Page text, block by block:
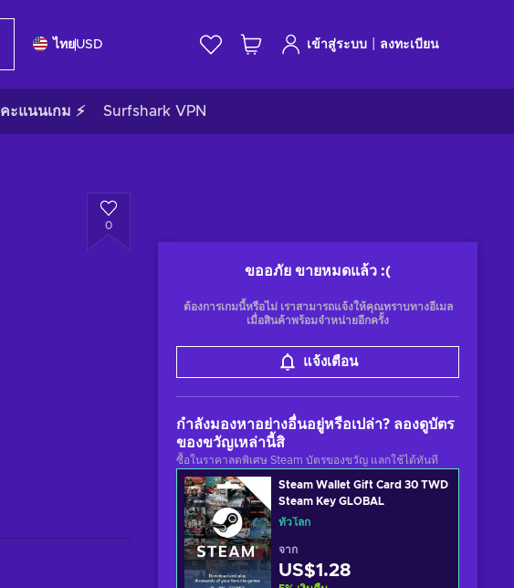
ไทยUSD เข้าสู่ระบบ ลงทะเบียน
คะแนนเกม ⚡ Surfshark VPN
0
ขออภัย ขายหมดแล้ว :(
ต้องการเกมนี้หรือไม่ เราสามารถแจ้งให้คุณทราบทางอีเมล
เมื่อสินค้าพร้อมจำหน่ายอีกครั้ง
แจ้งเตือน
กำลังมองหาอย่างอื่นอยู่หรือเปล่า? ลองดูบัตร
ของขวัญเหล่านี้สิ
ซื้อในราคาลดพิเศษ Steam บัตรของขวัญ แลกใช้ได้ทันที
Steam Wallet Gift Card 30 TWD
Steam Key GLOBAL
ทั่วโลก
จาก
US$1.28